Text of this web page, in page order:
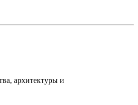
архитектуры и